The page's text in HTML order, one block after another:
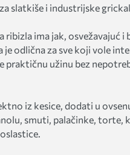
slatkiše i industrijske
ribizla ima jak, osvežavajuć i
je odlična za sve koji vole
praktičnu užinu bez
iz kesice, dodati u
smuti, palačinke, torte,